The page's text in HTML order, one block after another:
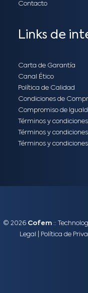
Contacto
Links de
Carta de Garantía
Canal Ético
Política de Calidad
Condiciones de
Compromiso de
Términos y
Términos y
Términos y
© 2026 Cofem ::
Legal
Política de